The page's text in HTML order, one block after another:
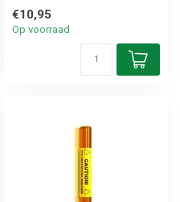
€10,95
Op voorraad